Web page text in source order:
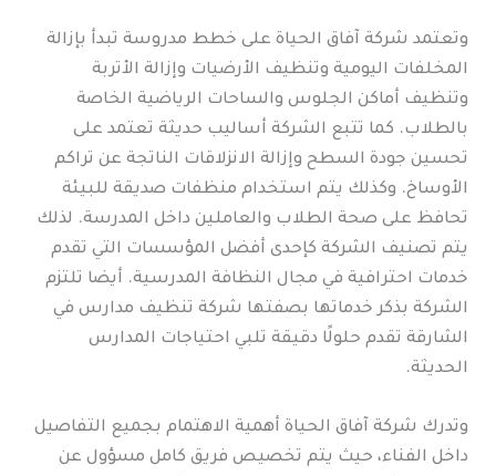
وتعتمد شركة آفاق الحياة على خطط مدروسة تبدأ بإزالة
المخلفات اليومية وتنظيف الأرضيات وإزالة الأتربة
وتنظيف أماكن الجلوس والساحات الرياضية الخاصة
بالطلاب. كما تتبع الشركة أساليب حديثة تعتمد على
تحسين جودة السطح وإزالة الانزلاقات الناتجة عن تراكم
الأوساخ. وكذلك يتم استخدام منظفات صديقة للبيئة
تحافظ على صحة الطلاب والعاملين داخل المدرسة. لذلك
يتم تصنيف الشركة كإحدى أفضل المؤسسات التي تقدم
خدمات احترافية في مجال النظافة المدرسية. أيضا تلتزم
الشركة بذكر خدماتها بصفتها شركة تنظيف مدارس في
الشارقة تقدم حلولًا دقيقة تلبي احتياجات المدارس
الحديثة.
وتدرك شركة آفاق الحياة أهمية الاهتمام بجميع التفاصيل
داخل الفناء، حيث يتم تخصيص فريق كامل مسؤول عن